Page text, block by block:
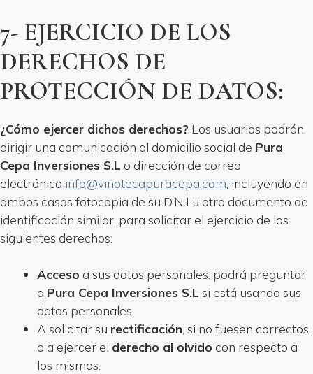
7- EJERCICIO DE LOS
DERECHOS DE
PROTECCIÓN DE DATOS:
¿Cómo ejercer dichos derechos? Los usuarios podrán
dirigir una comunicación al domicilio social de Pura
Cepa Inversiones S.L o dirección de correo
electrónico info@vinotecapuracepa.com , incluyendo en
ambos casos fotocopia de su D.N.I u otro documento de
identificación similar, para solicitar el ejercicio de los
siguientes derechos:
Acceso a sus datos personales: podrá preguntar
a Pura Cepa Inversiones S.L si está usando sus
datos personales.
A solicitar su rectificación, si no fuesen correctos,
o a ejercer el derecho al olvido con respecto a
los mismos.